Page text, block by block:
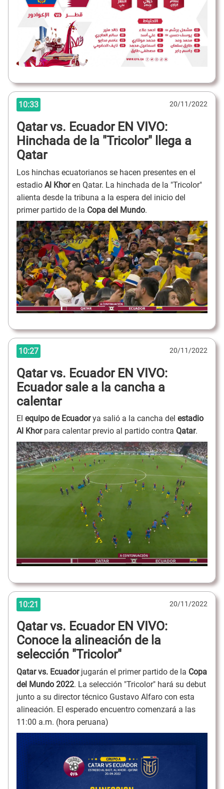
10:33 20/11/2022
Qatar vs. Ecuador EN VIVO:
Hinchada de la "Tricolor" llega a
Qatar
Los hinchas ecuatorianos se hacen presentes en el
estadio Al Khoren Qatar. La hinchada de la "Tricolor"
alienta desde la tribuna a la espera del inicio del
primer partido de la Copa del Mundo.
10:27 20/11/2022
Qatar vs. Ecuador EN VIVO:
Ecuador sale a la cancha a
calentar
El equipo de Ecuadorya salió a la cancha del estadio
Al Khorpara calentar previo al partido contra Qatar.
10:21 20/11/2022
Qatar vs. Ecuador EN VIVO:
Conoce la alineación de la
selección "Tricolor"
Qatar vs. Ecuador jugarán el primer partido de la Copa
del Mundo 2022. La selección "Tricolor" hará su debut
junto a su director técnico Gustavo Alfaro con esta
alineación. El esperado encuentro comenzará a las
11:00 a.m. (hora peruana)